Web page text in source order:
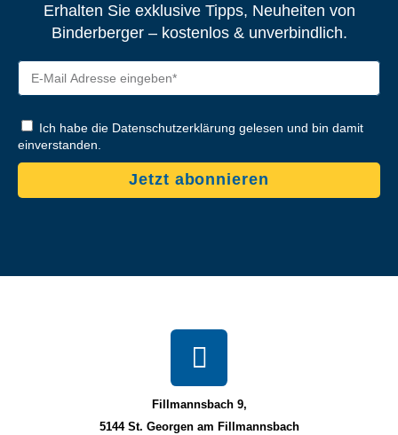
Erhalten Sie exklusive Tipps, Neuheiten von
Binderberger – kostenlos & unverbindlich.
Ich habe die Datenschutzerklärung gelesen und bin damit
einverstanden.
Jetzt abonnieren
Fillmannsbach 9,
5144 St. Georgen am Fillmannsbach